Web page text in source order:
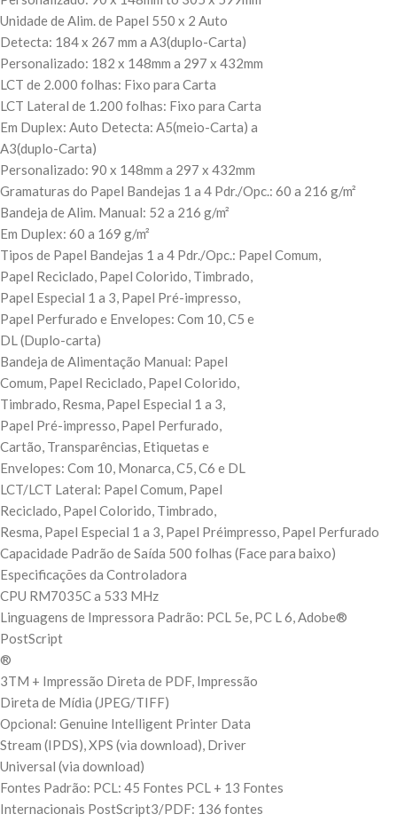
Unidade de Alim. de Papel 550 x 2 Auto
Detecta: 184 x 267 mm a A3(duplo-Carta)
Personalizado: 182 x 148mm a 297 x 432mm
LCT de 2.000 folhas: Fixo para Carta
LCT Lateral de 1.200 folhas: Fixo para Carta
Em Duplex: Auto Detecta: A5(meio-Carta) a
A3(duplo-Carta)
Personalizado: 90 x 148mm a 297 x 432mm
Gramaturas do Papel Bandejas 1 a 4 Pdr./Opc.: 60 a 216 g/m²
Bandeja de Alim. Manual: 52 a 216 g/m²
Em Duplex: 60 a 169 g/m²
Tipos de Papel Bandejas 1 a 4 Pdr./Opc.: Papel Comum,
Papel Reciclado, Papel Colorido, Timbrado,
Papel Especial 1 a 3, Papel Pré-impresso,
Papel Perfurado e Envelopes: Com 10, C5 e
DL (Duplo-carta)
Bandeja de Alimentação Manual: Papel
Comum, Papel Reciclado, Papel Colorido,
Timbrado, Resma, Papel Especial 1 a 3,
Papel Pré-impresso, Papel Perfurado,
Cartão, Transparências, Etiquetas e
Envelopes: Com 10, Monarca, C5, C6 e DL
LCT/LCT Lateral: Papel Comum, Papel
Reciclado, Papel Colorido, Timbrado,
Resma, Papel Especial 1 a 3, Papel Préimpresso, Papel Perfurado
Capacidade Padrão de Saída 500 folhas (Face para baixo)
Especificações da Controladora
CPU RM7035C a 533 MHz
Linguagens de Impressora Padrão: PCL 5e, PC L 6, Adobe®
PostScript
®
3TM + Impressão Direta de PDF, Impressão
Direta de Mídia (JPEG/TIFF)
Opcional: Genuine Intelligent Printer Data
Stream (IPDS), XPS (via download), Driver
Universal (via download)
Fontes Padrão: PCL: 45 Fontes PCL + 13 Fontes
Internacionais PostScript3/PDF: 136 fontes